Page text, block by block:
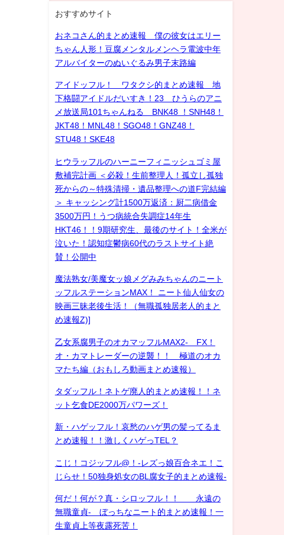
おすすめサイト
おネコさん的まとめ速報 僕の彼女はエリー
ちゃん人形！豆腐メンタルメンヘラ電波中年
アルバイターのぬいぐるみ男子末路編
アイドッフル！ ワタクシ的まとめ速報 地
下格闘アイドルだいすき！23 ひうらのアニ
メ放送局101ちゃんねる BNK48 ！SNH48！
JKT48！MNL48！SGO48！GNZ48！
STU48！SKE48
ヒウラッフルのハーニーフィニッシュゴミ屋
敷補完計画 ＜必殺！生前整理人！孤立し孤独
死からの～特殊清掃・遺品整理への道F完結編
＞ キャッシング計1500万返済：厨二病借金
3500万円！うつ病統合失調症14年生
HKT46！！9期研究生、最後のサイト！全米が
泣いた！認知症鬱病60代のラストサイト絶
賛！公開中
魔法熟女/美魔女ッ娘メグみみちゃんのニート
ッフルステーションMAX！ ニート仙人仙女の
映画三昧老後生活！（無職孤独居老人的まと
め速報Z)]
乙女系腐男子のオカマッフルMAX2- FX！
オ・カマトレーダーの逆襲！！ 極道のオカ
マたち編（おもしろ動画まとめ速報）
タダッフル！ネトゲ廃人的まとめ速報！！ネ
ット乞食DE2000万パワーズ！
新・ハゲッフル！哀愁のハゲ男の髪ってるま
とめ速報！！激しくハゲっTEL？
こじ！コジッフル@！-レズっ娘百合ネエ！こ
じらせ！50独身処女のBL腐女子的まとめ速報-
何だ！何が？真・シロッフル！！ 永遠の
無職童貞- ぼっちなニート的まとめ速報！一
生童貞上等夜露死苦！